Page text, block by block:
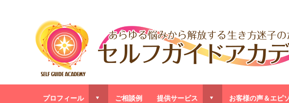
プロフィール d ご相談例 提供サービス d お客様の声＆エピ